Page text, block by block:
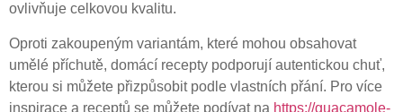
ovlivňuje celkovou kvalitu.
Oproti zakoupeným variantám, které mohou obsahovat
umělé příchutě, domácí recepty podporují autentickou chuť,
kterou si můžete přizpůsobit podle vlastních přání. Pro více
inspirace a receptů se můžete podívat na https://guacamole-